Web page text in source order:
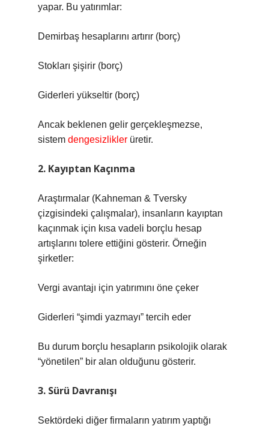
yapar. Bu yatırımlar:
Demirbaş hesaplarını artırır (borç)
Stokları şişirir (borç)
Giderleri yükseltir (borç)
Ancak beklenen gelir gerçekleşmezse,
sistem dengesizlikler üretir.
2. Kayıptan Kaçınma
Araştırmalar (Kahneman & Tversky
çizgisindeki çalışmalar), insanların kayıptan
kaçınmak için kısa vadeli borçlu hesap
artışlarını tolere ettiğini gösterir. Örneğin
şirketler:
Vergi avantajı için yatırımını öne çeker
Giderleri “şimdi yazmayı” tercih eder
Bu durum borçlu hesapların psikolojik olarak
“yönetilen” bir alan olduğunu gösterir.
3. Sürü Davranışı
Sektördeki diğer firmaların yatırım yaptığı